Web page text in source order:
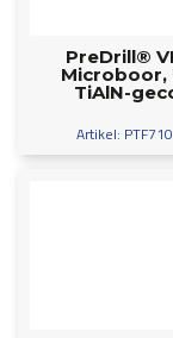
PreDrill®
Microboor,
TiAlN-
Artikel: